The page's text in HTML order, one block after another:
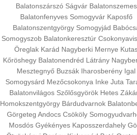
gazdasági koncepciók
forrásokról.
kozter.com - EU-s pénzek
EU pályázati programok
szolgáltatások webhelye
láthatóságának és organikus
forgalmának javításához. Technikai
SEO, tartalom optimalizálás és még
más.
onlinemarketing101.biz
keresési optimalizálási szakértők
💎 8. Mellplasztika +
Professzionális mellnagyobbítási
szolgáltatások tapasztalt
Tudjon meg többet az eljárásokról, a
gyógyulásról és a konzultációs
lehetőségekről az esztétikai
fejlesztéshez.
szeptest.com
✨ 9. Hasplasztika +
Szakértő hasplasztikai eljárások
laposabb, feszesebb has eléréséhez.
Konzultáció minősített plasztikai
sebészekkel és átfogó utókezeléssel.
szeptest.com
👁️ 10. Szemhéjplasztika +
Professzionális blefaroplasztikai
eljárások megjelenése frissítéséhez.
📈 11. Paciensek
Balatonszárszó Ságvár Balatonszemes
Balatonfenyves Somogyvár Kaposfő
Balatonszentgyörgy Somogyjád
Somogyszob Balatonkeresztúr
Öreglak Karád Nagyberki Mernye
Kőröshegy Balatonendréd Látrány
Mesztegnyő Buzsák Iharosberény Igal
Somogysárd Mezőcsokonya Inke Juta
Balatonvilágos Szőlősgyörök Hetes
Homokszentgyörgy Bárdudvarnok
Görgeteg Andocs Csököly
Mosdós Gyékényes Kaposszerdahely